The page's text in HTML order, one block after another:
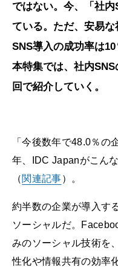
ではない。今、「社
ている。ただ、安易
SNS導入の成功率は10
本特集では、社内
回で紹介していく。
「今後数年で48.0％
年、IDC Japanがこん
（関連記事）。
約半数の企業が導入す
ソーシャルだ。
みのソーシャル技術を
性化や情報共有の効率